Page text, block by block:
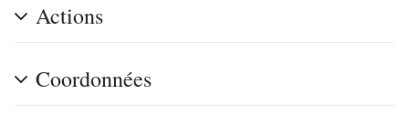
Actions
Coordonnées